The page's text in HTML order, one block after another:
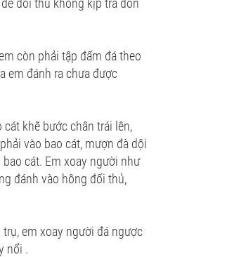
đối thủ không kịp trả đòn
còn phải tập đấm đá theo
em đánh ra chưa được
khẽ bước chân trái lên,
vào bao cát, mượn đà dội
cát. Em xoay người như
đánh vào hông đối thủ,
em xoay người đá ngược
nổi .